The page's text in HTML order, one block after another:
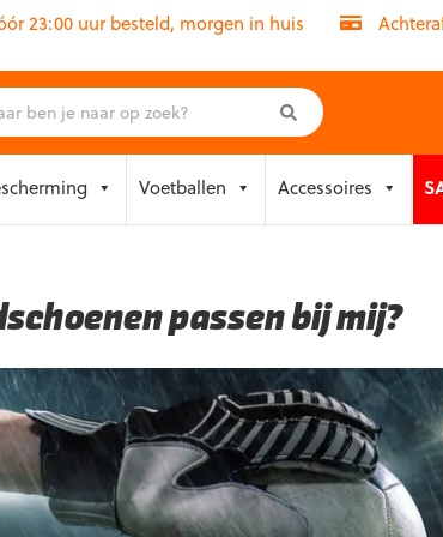
23:00 uur besteld, morgen in huis
Voetballen Accessoires
passen bij mij?